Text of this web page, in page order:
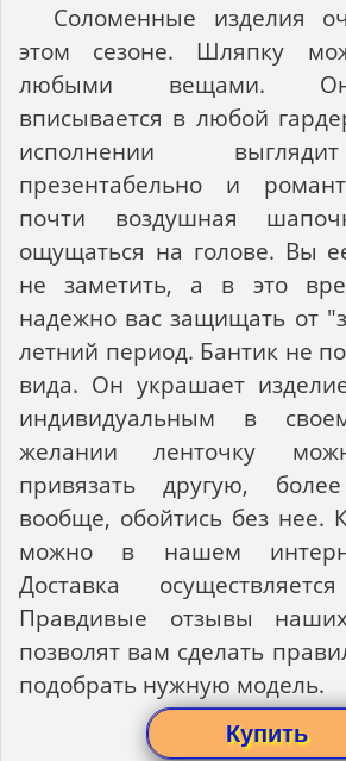
Соломенные изделия
этом сезоне. Шляпку
любыми вещами.
вписывается в любой
исполнении
презентабельно и
почти воздушная
ощущаться на голове. Вы
не заметить, а в это
надежно вас защищать от
летний период. Бантик не
вида. Он украшает
индивидуальным в
желании ленточку
привязать другую,
вообще, обойтись без нее.
можно в нашем
Доставка
Правдивые отзывы
позволят вам сделать
подобрать нужную модель.